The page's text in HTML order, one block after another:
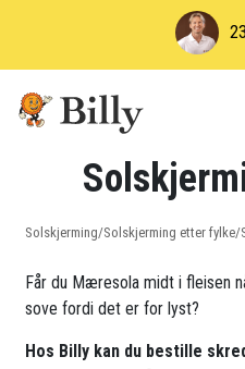
Solskjerming/Solskjerming etter fylke/
Får du Mæresola midt i fleisen
sove fordi det er for lyst?
Hos Billy kan du bestille